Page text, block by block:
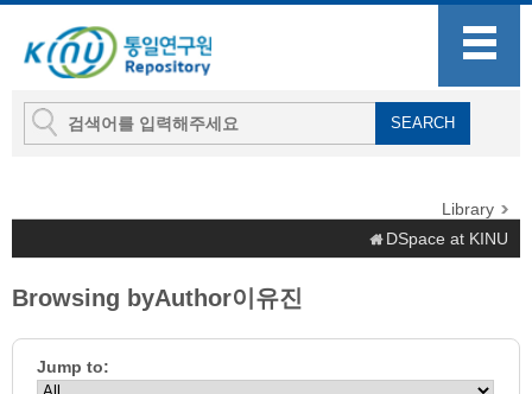
Library
DSpace at KINU
Browsing byAuthor이유진
Jump to: